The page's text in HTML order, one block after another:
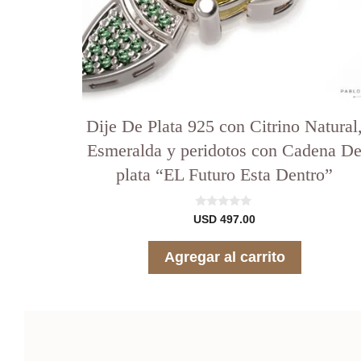
Dije De Plata 925 con Citrino
Esmeralda y peridotos con Cadena
plata “EL Futuro Esta Dentro”
0
d
USD 497.00
Agregar al carrito